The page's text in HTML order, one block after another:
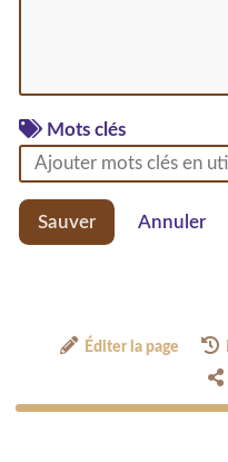
Mots clés
Sauver Annuler
Éditer la page